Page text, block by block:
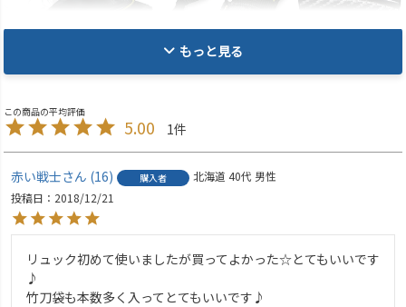
もっと見る
5.00 1
赤い戦士 16 購入者 北海道 40代 男性
投稿日
2018/12/21
リュック初めて使いましたが買ってよかった☆とてもいいです
♪
竹刀袋も本数多く入ってとてもいいです♪